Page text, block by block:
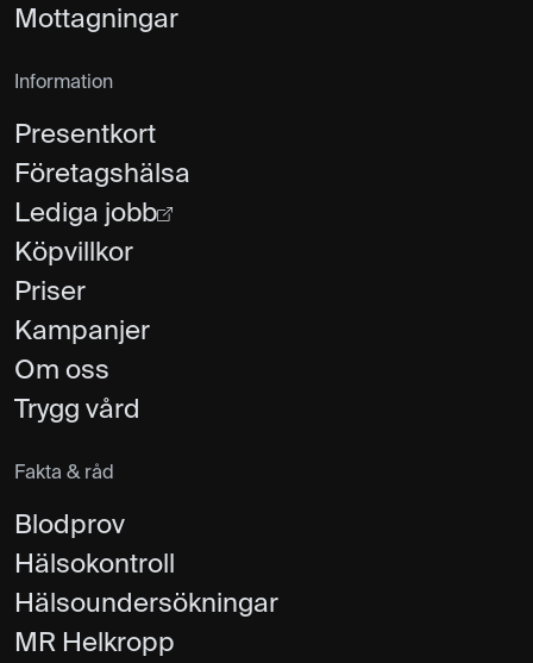
Mottagningar
Information
Presentkort
Företagshälsa
Lediga jobb
Köpvillkor
Priser
Kampanjer
Om oss
Trygg vård
Fakta & råd
Blodprov
Hälsokontroll
Hälsoundersökningar
MR Helkropp